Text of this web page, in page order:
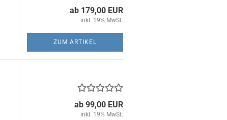
ab 179,00 EUR
inkl. 19% MwSt.
ZUM ARTIKEL
ab 99,00 EUR
inkl. 19% MwSt.